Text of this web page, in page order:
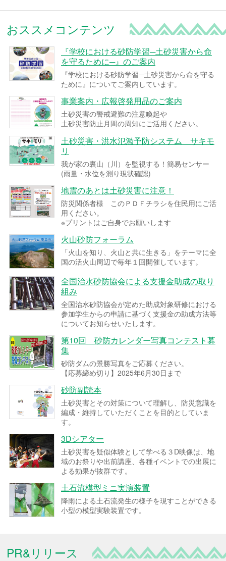
おススメコンテンツ
『学校における砂防学習─土砂災害から命
を守るために─』のご案内
『学校における砂防学習─土砂災害から命を守る
ために』についてご案内しています。
事業案内・広報啓発用品のご案内
土砂災害の警戒避難の注意喚起や
土砂災害防止月間の周知にご活用ください。
土砂災害・洪水氾濫予防システム サキモ
リ
我が家の裏山（川）を監視する！簡易センサー
(雨量・水位を測り現状確認)
地震のあとは土砂災害に注意！
防災関係者様 このＰＤＦチラシを住民用にご活
用ください。
※プリントはご自身でお願いします
火山砂防フォーラム
「火山を知り、火山と共に生きる」をテーマに全
国の活火山周辺で毎年１回開催しています。
全国治水砂防協会による支援金助成の取り
組み
全国治水砂防協会が定めた助成対象研修における
参加学生からの申請に基づく支援金の助成方法等
についてお知らせいたします。
第10回 砂防カレンダー写真コンテスト募
集
砂防ダムの景勝写真をご応募ください。
【応募締め切り】2025年6月30日まで
砂防副読本
土砂災害とその対策について理解し、防災意識を
編成・維持していただくことを目的としていま
す。
3Dシアター
土砂災害を疑似体験として学べる３D映像は、地
域のお祭りや出前講座、各種イベントでの出展に
よる効果が抜群です。
土石流模型ミニ実演装置
降雨による土石流発生の様子を現すことができる
小型の模型実験装置です。
PR&リリース